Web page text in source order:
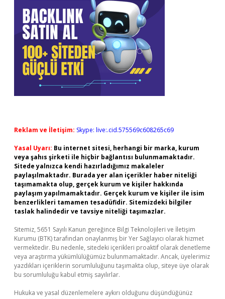
Reklam ve İletişim: Skype: live:.cid.575569c608265c69
Yasal Uyarı: Bu internet sitesi, herhangi bir marka, kurum
veya şahıs şirketi ile hiçbir bağlantısı bulunmamaktadır.
Sitede yalnızca kendi hazırladığımız makaleler
paylaşılmaktadır. Burada yer alan içerikler haber niteliği
taşımamakta olup, gerçek kurum ve kişiler hakkında
paylaşım yapılmamaktadır. Gerçek kurum ve kişiler ile isim
benzerlikleri tamamen tesadüfidir. Sitemizdeki bilgiler
taslak halindedir ve tavsiye niteliği taşımazlar.
Sitemiz, 5651 Sayılı Kanun gereğince Bilgi Teknolojileri ve İletişim
Kurumu (BTK) tarafından onaylanmış bir Yer Sağlayıcı olarak hizmet
vermektedir. Bu nedenle, sitedeki içerikleri proaktif olarak denetleme
veya araştırma yükümlülüğümüz bulunmamaktadır. Ancak, üyelerimiz
yazdıkları içeriklerin sorumluluğunu taşımakta olup, siteye üye olarak
bu sorumluluğu kabul etmiş sayılırlar.
Hukuka ve yasal düzenlemelere aykırı olduğunu düşündüğünüz